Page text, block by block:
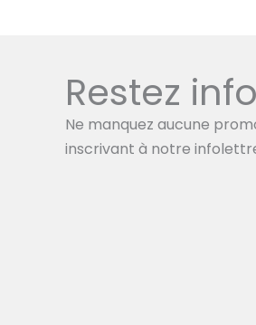
Restez
Ne manquez aucune
inscrivant à notre